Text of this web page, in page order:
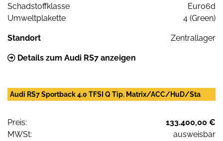
Schadstoffklasse
Euro6d
Umweltplakette
4 (Green)
Standort Zentrallager
Details zum Audi RS7 anzeigen
Audi RS7 Sportback 4.0 TFSI Q Tip. Matrix/ACC/HuD/Sta
Preis:
133.400,00 €
MWSt:
ausweisbar